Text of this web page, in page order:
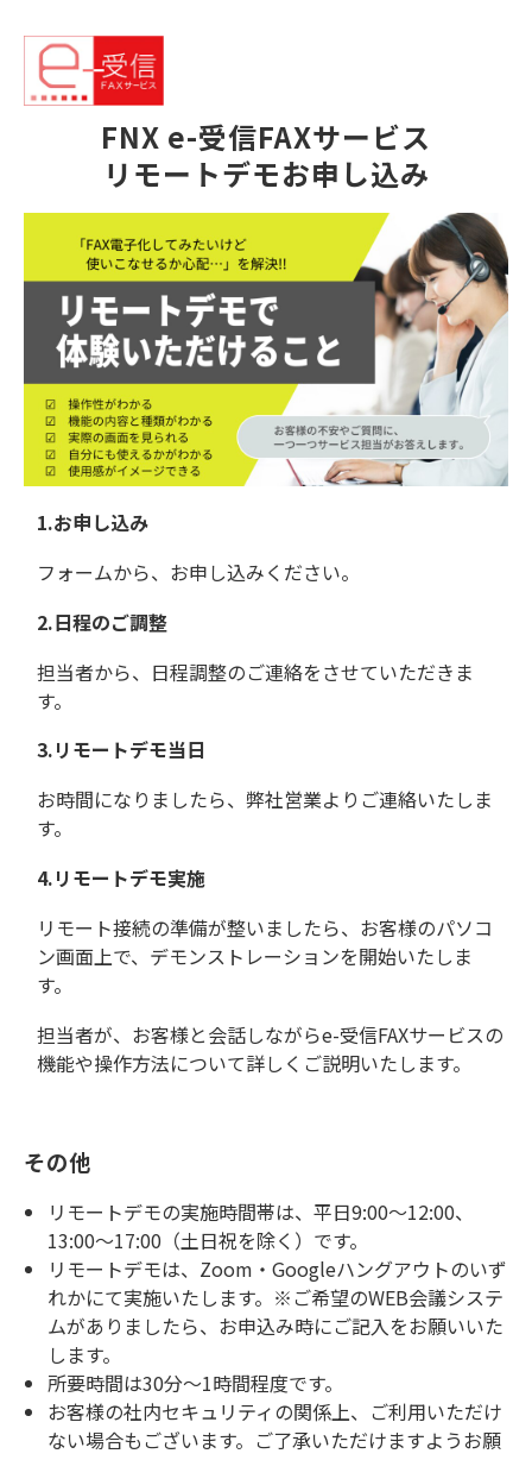
FNX e-受信FAXサービス
リモートデモお申し込み
1.お申し込み
フォームから、お申し込みください。
2.日程のご調整
担当者から、日程調整のご連絡をさせていただきま
す。
3.リモートデモ当日
お時間になりましたら、弊社営業よりご連絡いたしま
す。
4.リモートデモ実施
リモート接続の準備が整いましたら、お客様のパソコ
ン画面上で、デモンストレーションを開始いたしま
す。
担当者が、お客様と会話しながらe-受信FAXサービスの
機能や操作方法について詳しくご説明いたします。
その他
リモートデモの実施時間帯は、平日9:00～12:00、
13:00～17:00（土日祝を除く）です。
リモートデモは、Zoom・Googleハングアウトのいず
れかにて実施いたします。※ご希望のWEB会議システ
ムがありましたら、お申込み時にご記入をお願いいた
します。
所要時間は30分～1時間程度です。
お客様の社内セキュリティの関係上、ご利用いただけ
ない場合もございます。ご了承いただけますようお願